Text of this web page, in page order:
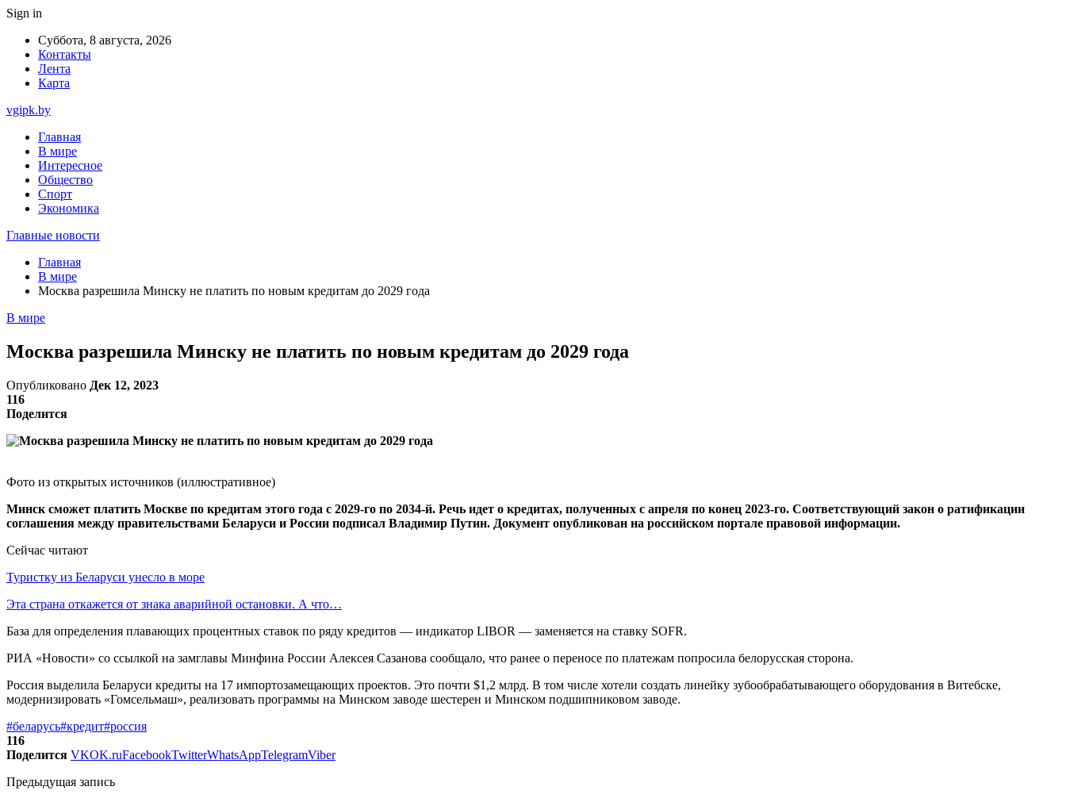
Sign in
Суббота, 8 августа, 2026
Контакты
Лента
Карта
vgipk.by
Главная
В мире
Интересное
Общество
Спорт
Экономика
Главные новости
Главная
В мире
Москва разрешила Минску не платить по новым кредитам до 2029 года
В мире
Москва разрешила Минску не платить по новым кредитам до 2029 года
Опубликовано Дек 12, 2023
116
Поделится
Фото из открытых источников (иллюстративное)
Минск сможет платить Москве по кредитам этого года с 2029-го по 2034-й. Речь идет о кредитах, полученных с апреля по конец 2023-го. Соответствующий закон о ратификации
соглашения между правительствами Беларуси и России подписал Владимир Путин. Документ опубликован на российском портале правовой информации.
Сейчас читают
Туристку из Беларуси унесло в море
Эта страна откажется от знака аварийной остановки. А что…
База для определения плавающих процентных ставок по ряду кредитов — индикатор LIBOR — заменяется на ставку SOFR.
РИА «Новости» со ссылкой на замглавы Минфина России Алексея Сазанова сообщало, что ранее о переносе по платежам попросила белорусская сторона.
Россия выделила Беларуси кредиты на 17 импортозамещающих проектов. Это почти $1,2 млрд. В том числе хотели создать линейку зубообрабатывающего оборудования в Витебске,
модернизировать «Гомсельмаш», реализовать программы на Минском заводе шестерен и Минском подшипниковом заводе.
#беларусь#кредит#россия
116
Поделится VKOK.ruFacebookTwitterWhatsAppTelegramViber
Предыдущая запись